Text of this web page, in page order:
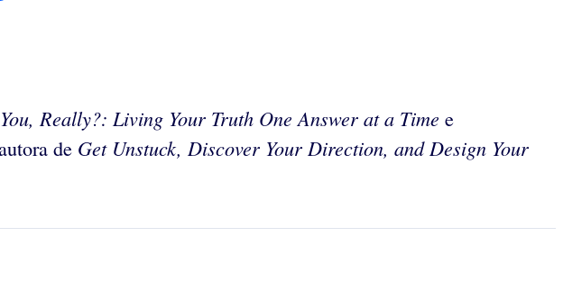
Really?: Living Your Truth One Answer at a Time e
de Get Unstuck, Discover Your Direction, and Design Your